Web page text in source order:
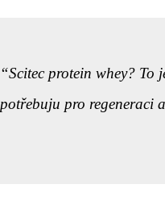
Scitec protein whey? To
potřebuju pro regeneraci